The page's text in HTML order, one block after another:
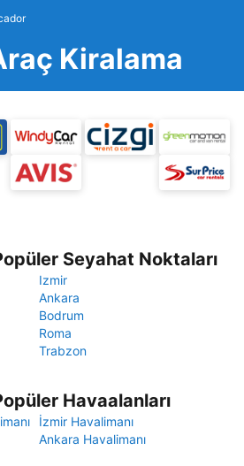
Kiralama
Seyahat Noktaları
Izmir
Ankara
Bodrum
Roma
Trabzon
Havaalanları
İzmir Havalimanı
Ankara Havalimanı